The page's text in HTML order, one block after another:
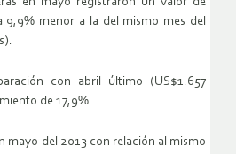
9,9% menor a la del mismo mes del
con abril último (US$1.657
de 17,9%.
mayo del 2013 con relación al mismo